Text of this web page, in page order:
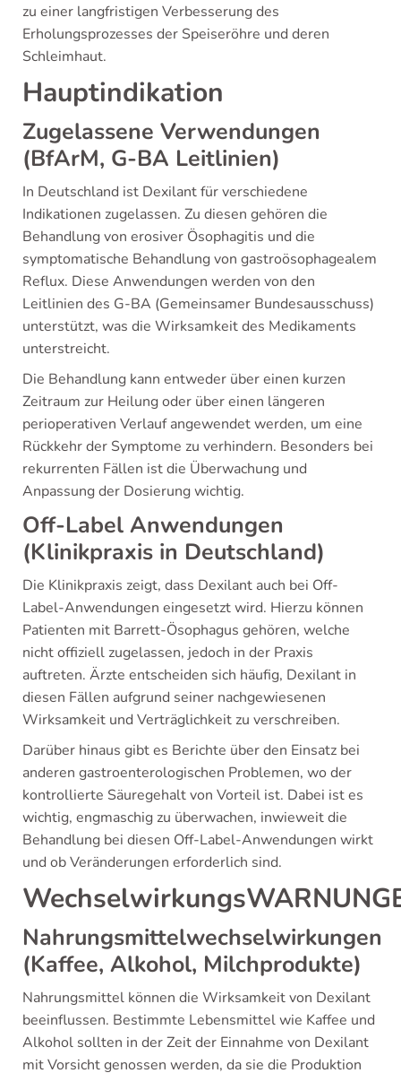
zu einer langfristigen Verbesserung des
Erholungsprozesses der Speiseröhre und deren
Schleimhaut.
Hauptindikation
Zugelassene Verwendungen
(BfArM, G-BA Leitlinien)
In Deutschland ist Dexilant für verschiedene
Indikationen zugelassen. Zu diesen gehören die
Behandlung von erosiver Ösophagitis und die
symptomatische Behandlung von gastroösophagealem
Reflux. Diese Anwendungen werden von den
Leitlinien des G-BA (Gemeinsamer Bundesausschuss)
unterstützt, was die Wirksamkeit des Medikaments
unterstreicht.
Die Behandlung kann entweder über einen kurzen
Zeitraum zur Heilung oder über einen längeren
perioperativen Verlauf angewendet werden, um eine
Rückkehr der Symptome zu verhindern. Besonders bei
rekurrenten Fällen ist die Überwachung und
Anpassung der Dosierung wichtig.
Off-Label Anwendungen
(Klinikpraxis in Deutschland)
Die Klinikpraxis zeigt, dass Dexilant auch bei Off-
Label-Anwendungen eingesetzt wird. Hierzu können
Patienten mit Barrett-Ösophagus gehören, welche
nicht offiziell zugelassen, jedoch in der Praxis
auftreten. Ärzte entscheiden sich häufig, Dexilant in
diesen Fällen aufgrund seiner nachgewiesenen
Wirksamkeit und Verträglichkeit zu verschreiben.
Darüber hinaus gibt es Berichte über den Einsatz bei
anderen gastroenterologischen Problemen, wo der
kontrollierte Säuregehalt von Vorteil ist. Dabei ist es
wichtig, engmaschig zu überwachen, inwieweit die
Behandlung bei diesen Off-Label-Anwendungen wirkt
und ob Veränderungen erforderlich sind.
Nahrungsmittelwechselwirkungen
(Kaffee, Alkohol, Milchprodukte)
Nahrungsmittel können die Wirksamkeit von Dexilant
beeinflussen. Bestimmte Lebensmittel wie Kaffee und
Alkohol sollten in der Zeit der Einnahme von Dexilant
mit Vorsicht genossen werden, da sie die Produktion